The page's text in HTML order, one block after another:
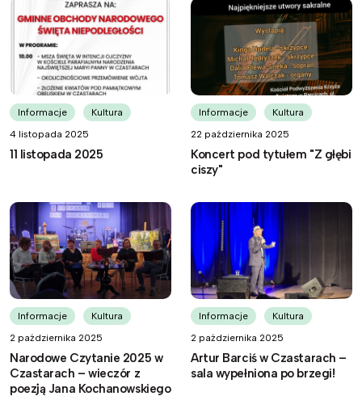
Informacje
Kultura
4 listopada 2025
11 listopada 2025
Informacje
Kultura
22 października 2025
Koncert pod tytułem "Z głębi
ciszy"
Informacje
Kultura
2 października 2025
Narodowe Czytanie 2025 w
Czastarach – wieczór z
poezją Jana Kochanowskiego
Informacje
Kultura
2 października 2025
Artur Barciś w Czastarach –
sala wypełniona po brzegi!